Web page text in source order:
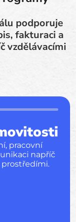
podporuje
fakturaci a
vzdělávacími
pracovní
napříč